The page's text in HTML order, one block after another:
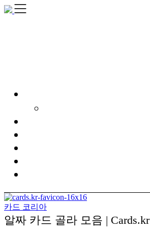
Skip
카드 코리아
알짜 카드 골라 모음 | Cards.kr